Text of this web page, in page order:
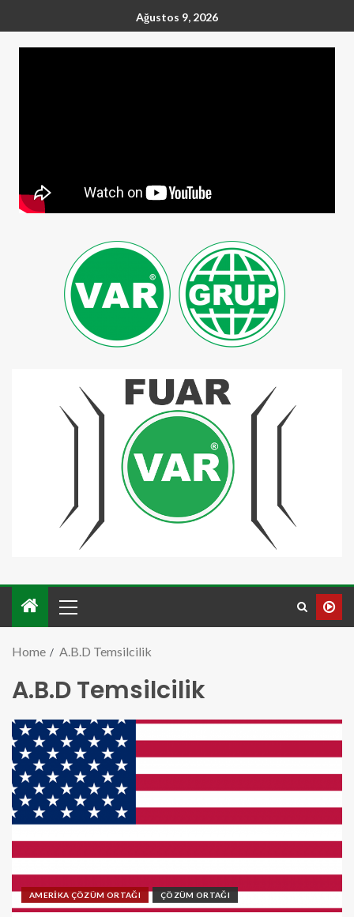
Ağustos 9, 2026
Home A.B.D Temsilcilik
A.B.D Temsilcilik
AMERİKA ÇÖZÜM ORTAĞI ÇÖZÜM ORTAĞI